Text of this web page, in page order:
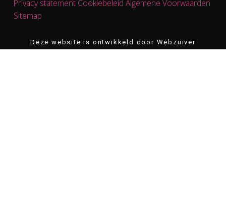
Privacy statement Cookiebeleid Algemene Voorwaarden​
Sitemap
Deze website is ontwikkeld door Webzuiver